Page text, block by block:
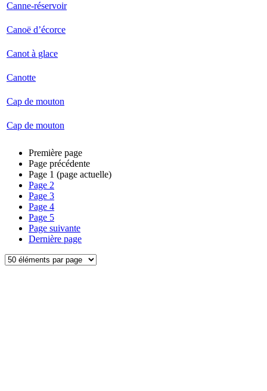
Canne-réservoir
Canoë d’écorce
Canot à glace
Canotte
Cap de mouton
Cap de mouton
Première page
Page précédente
Page 1 (page actuelle)
Page 2
Page 3
Page 4
Page 5
Page suivante
Dernière page